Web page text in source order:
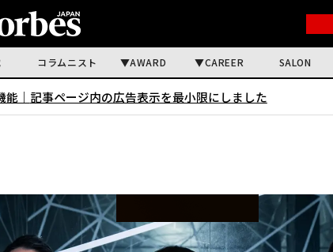
コラムニスト AWARD CAREER SALON
｜ 記事ページ内の広告表示を最小限にしました